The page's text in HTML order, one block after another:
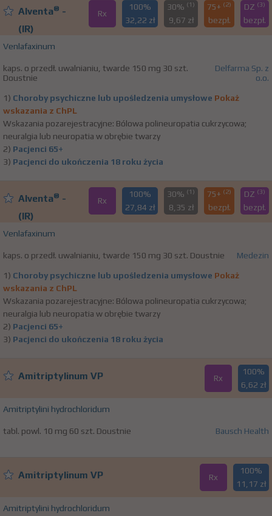
Alventa® -
(IR)
Rx
100%
32,22 zł
30% (1)
9,67 zł
75+ (2)
bezpł.
DZ (3)
bezpł.
Venlafaxinum
kaps. o przedł. uwalnianiu, twarde 150 mg 30 szt.
Doustnie
Delfarma Sp. z
o.o.
1) Choroby psychiczne lub upośledzenia umysłowe Pokaż
wskazania z ChPL
Wskazania pozarejestracyjne: Bólowa polineuropatia cukrzycowa;
neuralgia lub neuropatia w obrębie twarzy
2) Pacjenci 65+
3) Pacjenci do ukończenia 18 roku życia
Alventa® -
(IR)
Rx
100%
27,84 zł
30% (1)
8,35 zł
75+ (2)
bezpł.
DZ (3)
bezpł.
Venlafaxinum
kaps. o przedł. uwalnianiu, twarde 150 mg 30 szt. Doustnie Medezin
1) Choroby psychiczne lub upośledzenia umysłowe Pokaż
wskazania z ChPL
Wskazania pozarejestracyjne: Bólowa polineuropatia cukrzycowa;
neuralgia lub neuropatia w obrębie twarzy
2) Pacjenci 65+
3) Pacjenci do ukończenia 18 roku życia
Amitriptylinum VP Rx
100%
6,62 zł
Amitriptylini hydrochloridum
tabl. powl. 10 mg 60 szt. Doustnie Bausch Health
Amitriptylinum VP Rx
100%
11,17 zł
Amitriptylini hydrochloridum